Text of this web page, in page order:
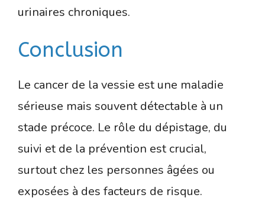
urinaires chroniques.
Conclusion
Le cancer de la vessie est une maladie
sérieuse mais souvent détectable à un
stade précoce. Le rôle du dépistage, du
suivi et de la prévention est crucial,
surtout chez les personnes âgées ou
exposées à des facteurs de risque.